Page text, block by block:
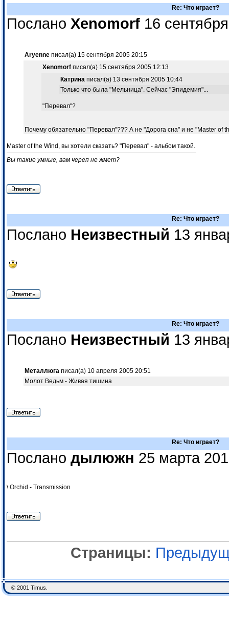
Re: Что играет?
Послано Xenomorf 16
Aryenne писал(а) 15 сентября 2005 20:15
Xenomorf писал(а) 15 сентября 2005 12:13
Катрина писал(а) 13 сентября 2005 10:44
Только что была "Мельница". Сейчас "Эпидемия"...
"Перевал"?
Почему обязательно "Перевал"??? А не "Дорога сна" и не "Master of
Master of the Wind, вы хотели сказать? "Перевал" - альбом такой.
Вы такие умные, вам череп не жмет?
Re: Что играет?
Послано Неизвестный 13
Re: Что играет?
Послано Неизвестный 13
Металлюга писал(а) 10 апреля 2005 20:51
Молот Ведьм - Живая тишина
Re: Что играет?
Послано дылюжн 25 марта
\ Orchid - Transmission
Страницы:
© 2001 Timus.